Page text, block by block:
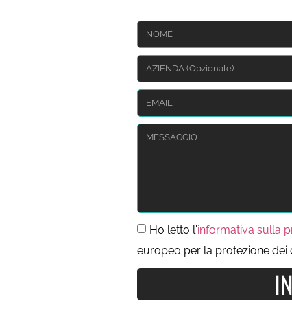
Ho letto l'informativa sulla
europeo per la protezione dei